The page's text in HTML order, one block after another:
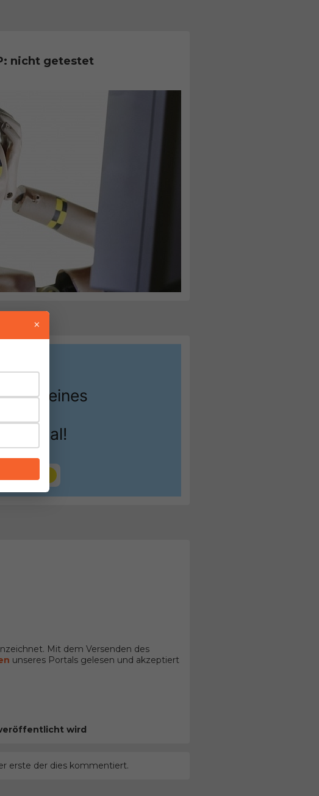
nicht getestet
Mit dem Versenden des
unseres Portals gelesen und akzeptiert
wird
erste der dies kommentiert.
×